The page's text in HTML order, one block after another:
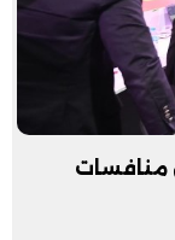
منافسات